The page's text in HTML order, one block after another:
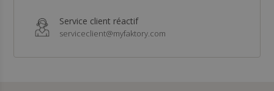
Service client réactif
serviceclient@myfaktory.com